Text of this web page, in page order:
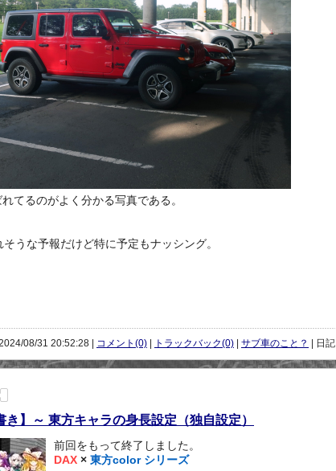
てるのがよく分かる写真である。
うな予報だけど特に予定もナッシング。
08/31 20:52:28 | コメント(0) | トラックバック(0) | サブ車のこと？ | 日記
】～ 東方キャラの身長設定（独自設定）
前回をもって終了しました。
DAX × 東方color シリーズ